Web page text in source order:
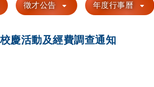
徵才公告 年度行事曆
慶活動及經費調查通知